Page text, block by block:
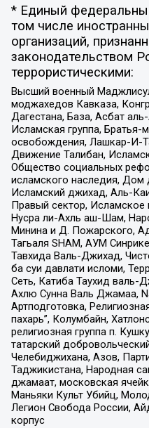
* Единый
том числе
организаций,
законодательством
террористическими:
Высший военный
моджахедов Кавказа,
Дагестана, База, Асбат
Исламская группа, Братья-
освобождения, Лашкар-И-
Движение Талибан,
Общество социальных
исламского наследия,
Исламский джихад, Аль-
Правый сектор, Исламское
Нусра ли-Ахль аш-Шам,
Минина и Д. Пожарского,
Тагьаля SHAM, АУМ
Тавхида Валь-Джихад,
ба суи давлати исломи,
Сеть, Катиба Таухид валь-
Ахлю Сунна Валь Джамаа,
Артподготовка,
пахарь”, Колумбайн,
религиозная группа п.
татарский
Челебиджихана, Азов,
Таджикистана, Народная
джамаат, московская
Маньяки Культ Убийц,
Легион Свобода России,
корпус